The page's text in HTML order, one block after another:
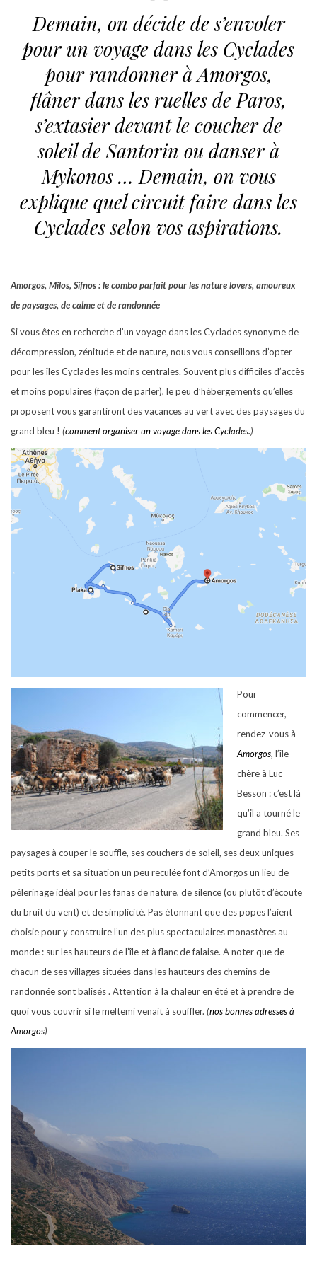
Demain, on décide de s’envoler
pour un voyage dans les Cyclades
pour randonner à Amorgos,
flâner dans les ruelles de Paros,
s’extasier devant le coucher de
soleil de Santorin ou danser à
Mykonos … Demain, on vous
explique quel circuit faire dans les
Cyclades selon vos aspirations.
Amorgos, Milos, Sifnos : le combo parfait pour les nature lovers, amoureux
de paysages, de calme et de randonnée
Si vous êtes en recherche d’un voyage dans les Cyclades synonyme de
décompression, zénitude et de nature, nous vous conseillons d’opter
pour les îles Cyclades les moins centrales. Souvent plus difficiles d’accès
et moins populaires (façon de parler), le peu d’hébergements qu’elles
proposent vous garantiront des vacances au vert avec des paysages du
grand bleu ! (comment organiser un voyage dans lesCyclades.)
Pour
commencer,
rendez-vous à
Amorgos, l’île
chère à Luc
Besson : c’est là
qu’il a tourné le
grand bleu. Ses
paysages à couper le souffle, ses couchers de soleil, ses deux uniques
petits ports et sa situation un peu reculée font d’Amorgos un lieu de
pélerinage idéal pour les fanas de nature, de silence (ou plutôt d’écoute
du bruit du vent) et de simplicité. Pas étonnant que des popes l’aient
choisie pour y construire l’un des plus spectaculaires monastères au
monde : sur les hauteurs de l’île et à flanc de falaise. A noter que de
chacun de ses villages situées dans les hauteurs des chemins de
randonnée sont balisés . Attention à la chaleur en été et à prendre de
quoi vous couvrir si le meltemi venait à souffler. (nos bonnes adresses à
Amorgos)